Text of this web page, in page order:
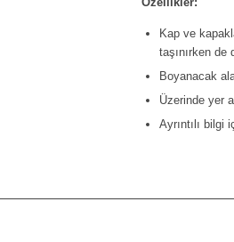
Kap ve
taşınırken de
Boyanacak
Üzerinde yer
Ayrıntılı bilgi